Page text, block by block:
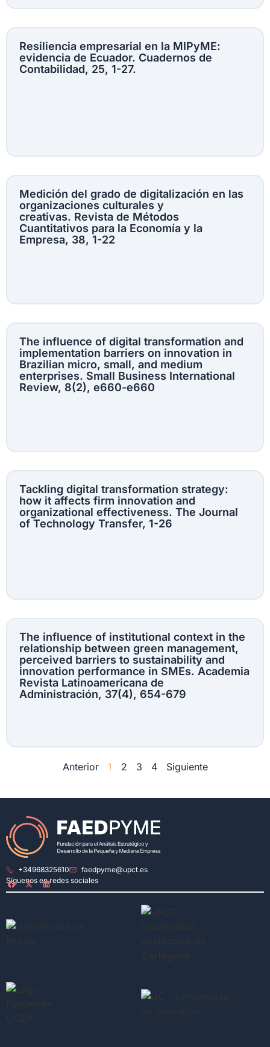
Resiliencia empresarial en la MIPyME:
evidencia de Ecuador. Cuadernos de
Contabilidad, 25, 1-27.
Medición del grado de digitalización en las
organizaciones culturales y
creativas. Revista de Métodos
Cuantitativos para la Economía y la
Empresa, 38, 1-22
The influence of digital transformation and
implementation barriers on innovation in
Brazilian micro, small, and medium
enterprises. Small Business International
Review, 8(2), e660-e660
Tackling digital transformation strategy:
how it affects firm innovation and
organizational effectiveness. The Journal
of Technology Transfer, 1-26
The influence of institutional context in the
relationship between green management,
perceived barriers to sustainability and
innovation performance in SMEs. Academia
Revista Latinoamericana de
Administración, 37(4), 654-679
Anterior 1 2 3 4 Siguiente
+34968325610
faedpyme@upct.es
Síguenos en redes sociales